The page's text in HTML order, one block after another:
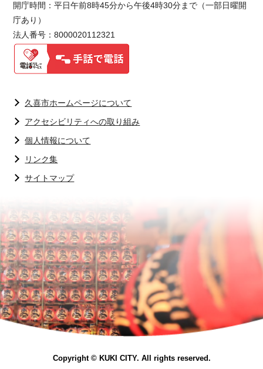
開庁時間：平日午前8時45分から午後4時30分まで（一部日曜開
庁あり）
法人番号：8000020112321
久喜市ホームページについて
アクセシビリティへの取り組み
個人情報について
リンク集
サイトマップ
Copyright © KUKI CITY. All rights reserved.